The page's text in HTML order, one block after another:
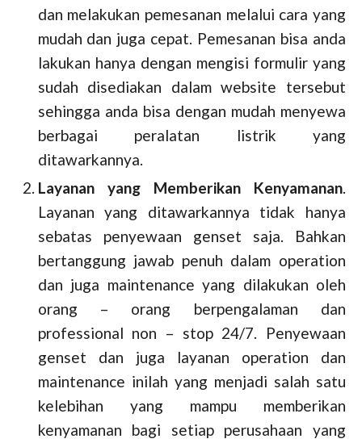
dan melakukan pemesanan melalui cara yang
mudah dan juga cepat. Pemesanan bisa anda
lakukan hanya dengan mengisi formulir yang
sudah disediakan dalam website tersebut
sehingga anda bisa dengan mudah menyewa
berbagai peralatan listrik yang
ditawarkannya.
Layanan yang Memberikan Kenyamanan.
Layanan yang ditawarkannya tidak hanya
sebatas penyewaan genset saja. Bahkan
bertanggung jawab penuh dalam operation
dan juga maintenance yang dilakukan oleh
orang – orang berpengalaman dan
professional non – stop 24/7. Penyewaan
genset dan juga layanan operation dan
maintenance inilah yang menjadi salah satu
kelebihan yang mampu memberikan
kenyamanan bagi setiap perusahaan yang